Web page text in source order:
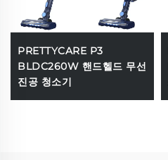
PRETTYCARE P3
BLDC260W 핸드헬드 무선
진공 청소기